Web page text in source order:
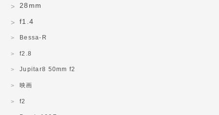
28mm
f1.4
Bessa-R
f2.8
Jupitar8 50mm f2
映画
f2